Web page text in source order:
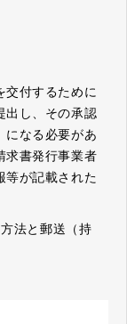
交付するために
出し、その承認
になる必要があ
求書発行事業者
等が記載された
法と郵送（持